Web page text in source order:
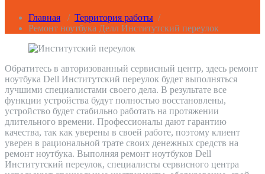
Главная / Территория работы /
Ремонт ноутбука Делл Институтский переулок
Обратитесь в авторизованный сервисный центр, здесь ремонт
ноутбука Dell Институтский переулок будет выполняться
лучшими специалистами своего дела. В результате все
функции устройства будут полностью восстановлены,
устройство будет стабильно работать на протяжении
длительного времени. Профессионалы дают гарантию
качества, так как уверены в своей работе, поэтому клиент
уверен в рациональной трате своих денежных средств на
ремонт ноутбука. Выполняя ремонт ноутбуков Dell
Институтский переулок, специалисты сервисного центра